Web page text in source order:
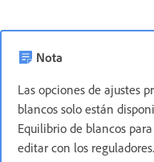
Nota
Las opciones de ajustes
blancos solo están
Equilibrio de blancos
editar con los reguladores.